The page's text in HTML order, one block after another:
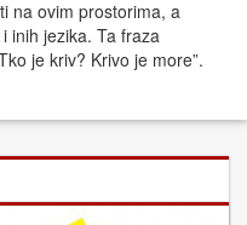
na ovim prostorima, a
inih jezika. Ta fraza
je kriv? Krivo je more”.